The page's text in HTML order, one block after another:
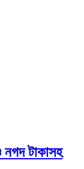
নগদ টাকাসহ